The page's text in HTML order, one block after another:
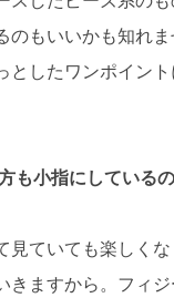
のもいいかも知れ
としたワンポイン
も小指にしている
見ていても楽しく
きますから。フィ